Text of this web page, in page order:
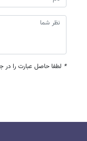
* لطفا حاصل عبارت را در